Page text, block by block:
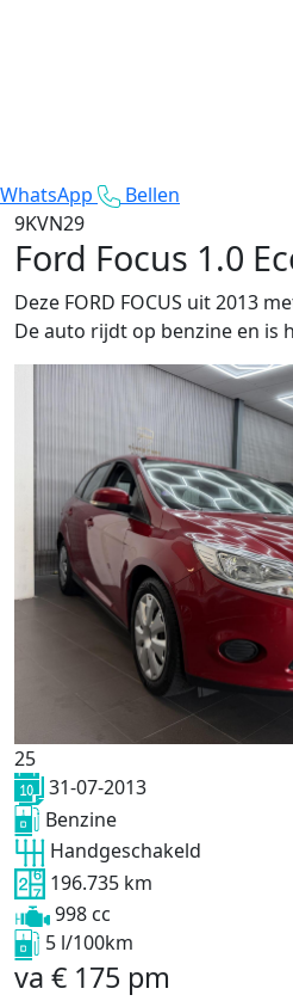
WhatsApp
Bellen
9KVN29
Ford Focus 1.0
Deze FORD FOCUS uit 2013
De auto rijdt op benzine en is
25
31-07-2013
Benzine
Handgeschakeld
196.735 km
998 cc
5 l/100km
va € 175 pm